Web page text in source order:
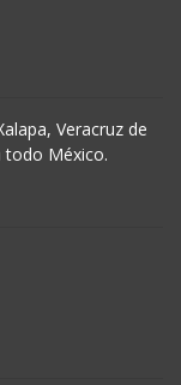
Veracruz de
todo México.